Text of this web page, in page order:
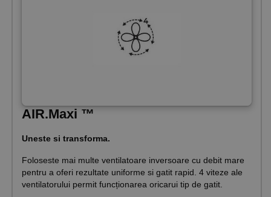
AIR.Maxi ™
Uneste si transforma.
Foloseste mai multe ventilatoare inversoare cu debit mare
pentru a oferi rezultate uniforme si gatit rapid. 4 viteze ale
ventilatorului permit funcționarea oricarui tip de gatit.